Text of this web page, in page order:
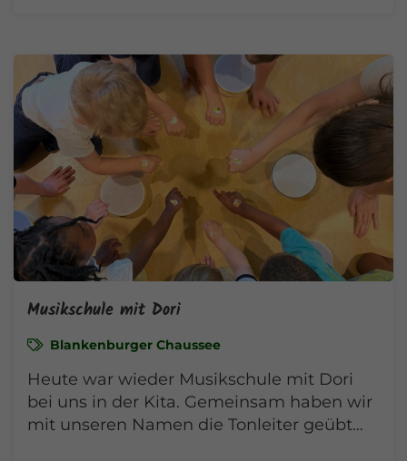
Musikschule mit Dori
Blankenburger Chaussee
Heute war wieder Musikschule mit Dori
bei uns in der Kita. Gemeinsam haben wir
mit unseren Namen die Tonleiter geübt…